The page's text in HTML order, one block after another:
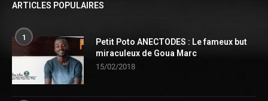
ARTICLES POPULAIRES
1
Petit Poto ANECTODES : Le fameux but
miraculeux de Goua Marc
15/02/2018